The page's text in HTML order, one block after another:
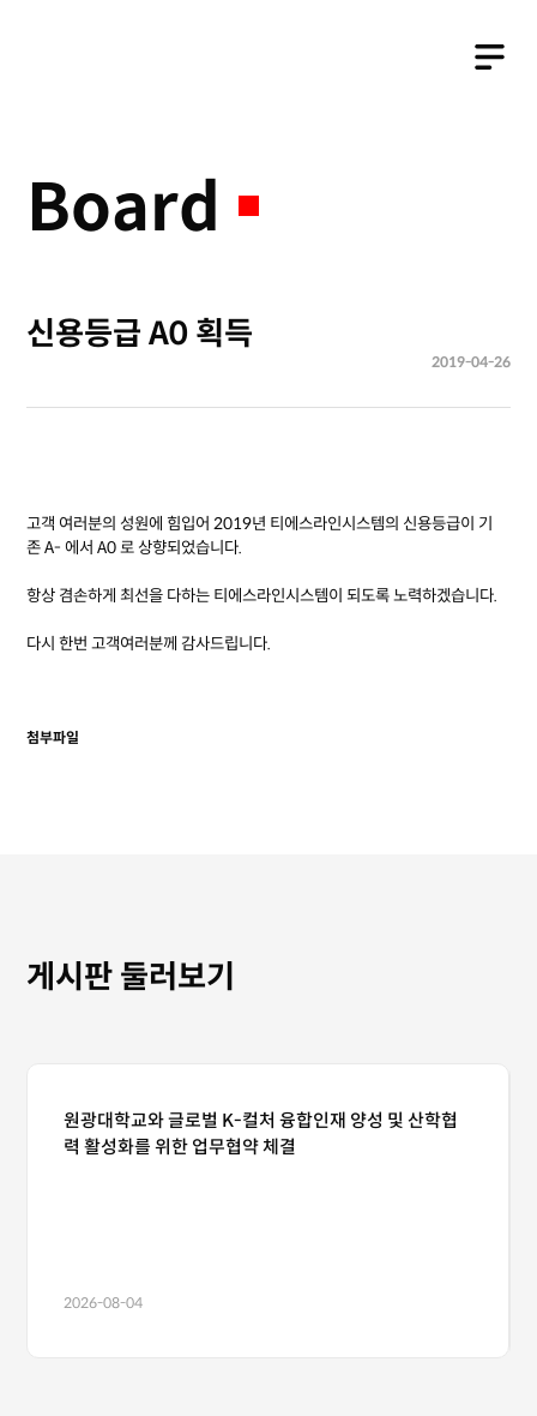
Business
Board
신용등급 A0 획득
2019-04-26
고객 여러분의 성원에 힘입어 2019년 티에스라인시스템의 신용등급이 기
존 A- 에서 A0 로 상향되었습니다.
항상 겸손하게 최선을 다하는 티에스라인시스템이 되도록 노력하겠습니다.
다시 한번 고객여러분께 감사드립니다.
첨부파일
게시판 둘러보기
원광대학교와 글로벌 K-컬처 융합인재 양성 및 산학협
력 활성화를 위한 업무협약 체결
2026-08-04